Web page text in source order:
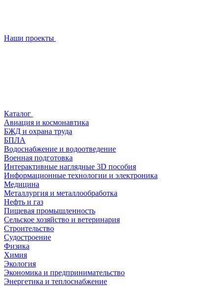
Наши проекты
Каталог
Авиация и космонавтика
БЖД и охрана труда
БПЛА
Водоснабжение и водоотведение
Военная подготовка
Интерактивные наглядные 3D пособия
Информационные технологии и электроника
Медицина
Металлургия и металлообработка
Нефть и газ
Пищевая промышленность
Сельское хозяйство и ветеринария
Строительство
Судостроение
Физика
Химия
Экология
Экономика и предпринимательство
Энергетика и теплоснабжение